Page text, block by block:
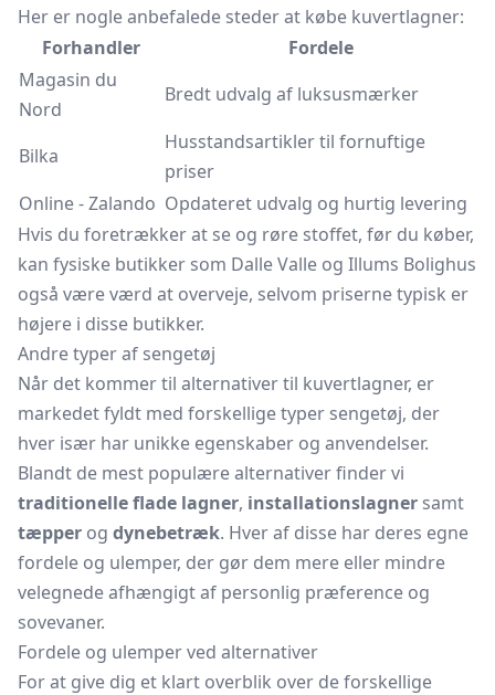
Her er nogle anbefalede steder at købe kuvertlagner:
Forhandler
Fordele
Magasin du
Nord
Bredt udvalg af luksusmærker
Bilka
Husstandsartikler til fornuftige
priser
Online - Zalando Opdateret udvalg og hurtig levering
Hvis du foretrækker at se og røre stoffet, før du køber,
kan fysiske butikker som DalleValle og Illums Bolighus
også være værd at overveje, selvom priserne typisk er
højere i disse butikker.
Andre typer af sengetøj
Når det kommer til alternativer til kuvertlagner, er
markedet fyldt med forskellige typer sengetøj, der
hver især har unikke egenskaber og anvendelser.
Blandt de mest populære alternativer finder vi
traditionelle flade lagner, installationslagner samt
tæpper og dynebetræk. Hver af disse har deres egne
fordele og ulemper, der gør dem mere eller mindre
velegnede afhængigt af personlig præference og
sovevaner.
Fordele og ulemper ved alternativer
For at give dig et klart overblik over de forskellige